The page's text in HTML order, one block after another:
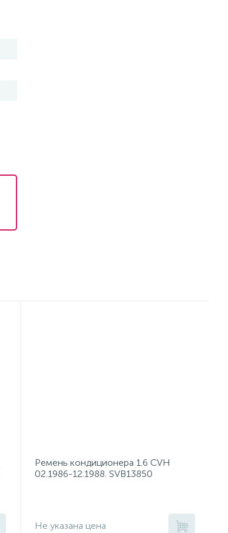
Ремень кондиционера 1.6 CVH
02.1986-12.1988. SVB13850
Не указана цена